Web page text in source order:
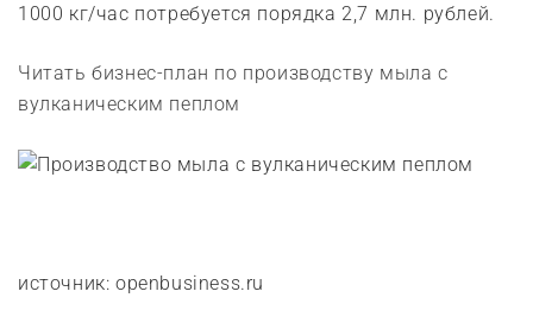
1000 кг/час потребуется порядка 2,7 млн. рублей.
Читать бизнес-план по производству мыла с
вулканическим пеплом
источник: openbusiness.ru